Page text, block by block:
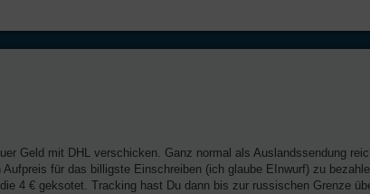
Geld mit DHL verschicken. Ganz normal als Auslandssendung
für das billigste Einschreiben (ich glaube EInwurf) zu
4 € geksotet. Tracking hast Du dann bis zur russischen Grenze